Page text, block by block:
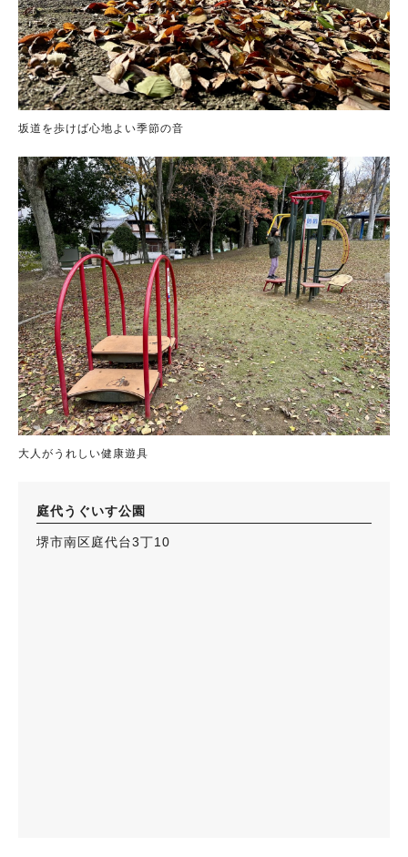
坂道を歩けば心地よい季節の音
大人がうれしい健康遊具
庭代うぐいす公園
堺市南区庭代台3丁10